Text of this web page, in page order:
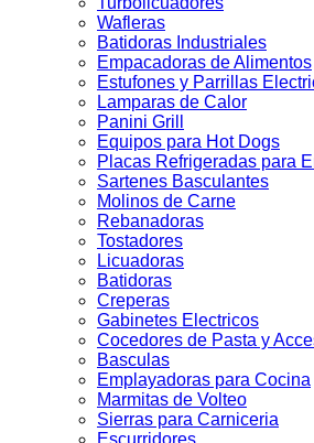
Wafleras
Batidoras Industriales
Empacadoras de Alimentos
Estufones y Parrillas
Lamparas de Calor
Panini Grill
Equipos para Hot Dogs
Placas Refrigeradas para
Sartenes Basculantes
Molinos de Carne
Rebanadoras
Tostadores
Licuadoras
Batidoras
Creperas
Gabinetes Electricos
Cocedores de Pasta y
Basculas
Emplayadoras para Cocina
Marmitas de Volteo
Sierras para Carniceria
Escurridores